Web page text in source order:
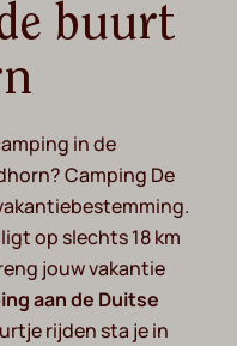
buurt
in de
Camping De
ligt op slechts 18 km
jouw vakantie
aan de Duitse
rijden sta je in